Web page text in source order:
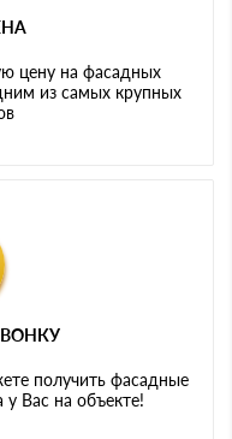
цену на фасадных
из самых крупных
получить фасадные
у Вас на объекте!